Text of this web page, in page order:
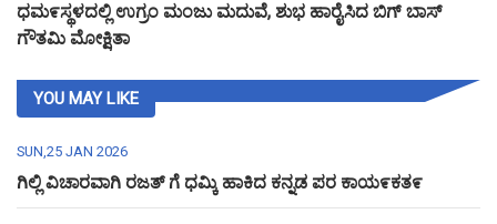
ಧಮ೯ಸ್ಥಳದಲ್ಲಿ ಉಗ್ರಂ ಮಂಜು ಮದುವೆ, ಶುಭ ಹಾರೈಸಿದ ಬಿಗ್ ಬಾಸ್
ಗೌತಮಿ ಮೋಕ್ಷಿತಾ
YOU MAY LIKE
SUN,25 JAN 2026
ಗಿಲ್ಲಿ ವಿಚಾರವಾಗಿ ರಜತ್ ಗೆ ಧಮ್ಕಿ ಹಾಕಿದ ಕನ್ನಡ ಪರ ಕಾಯ೯ಕತ೯